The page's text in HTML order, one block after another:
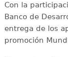
Con la
Banco de
entrega de los
promoción